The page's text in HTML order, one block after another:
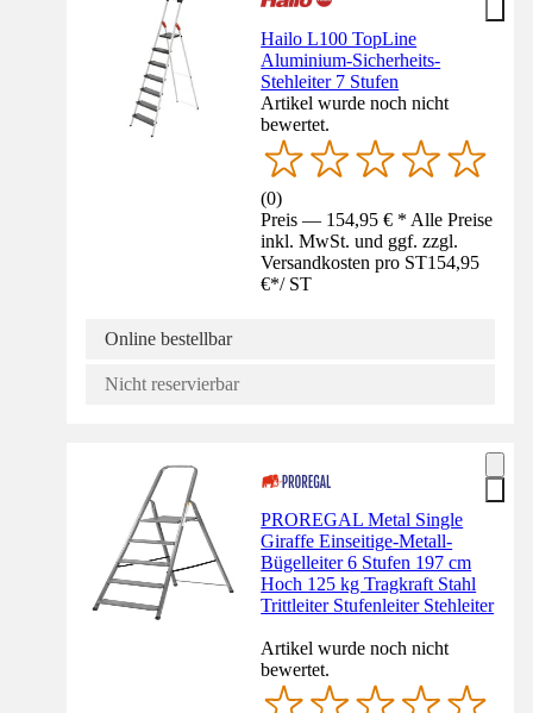
Hailo L100 TopLine
Aluminium-Sicherheits-
Stehleiter 7 Stufen
Artikel wurde noch nicht
bewertet.
(0)
Preis — 154,95 € * Alle Preise
inkl. MwSt. und ggf. zzgl.
Versandkosten pro ST154,95
€*/ ST
Online bestellbar
Nicht reservierbar
PROREGAL Metal Single
Giraffe Einseitige-Metall-
Bügelleiter 6 Stufen 197 cm
Hoch 125 kg Tragkraft Stahl
Trittleiter Stufenleiter Stehleiter
Artikel wurde noch nicht
bewertet.